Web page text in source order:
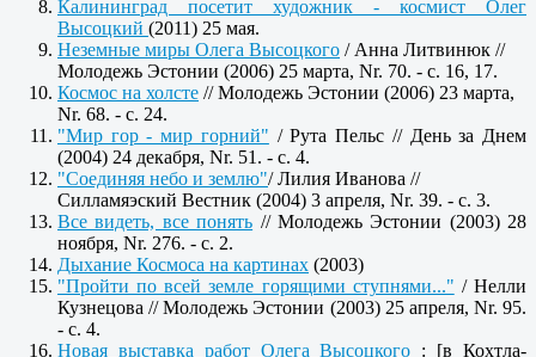
Калининград посетит художник - космист Олег
Высоцкий (2011) 25 мая.
Неземные миры Олега Высоцкого / Анна Литвинюк //
Молодежь Эстонии (2006) 25 марта, Nr. 70. - c. 16, 17.
Космос на холсте // Молодежь Эстонии (2006) 23 марта,
Nr. 68. - c. 24.
"Мир гор - мир горний" / Рута Пельс // День за Днем
(2004) 24 декабря, Nr. 51. - c. 4.
"Соединяя небо и землю"/ Лилия Иванова //
Силламяэский Вестник (2004) 3 апреля, Nr. 39. - с. 3.
Все видеть, все понять // Молодежь Эстонии (2003) 28
ноября, Nr. 276. - c. 2.
Дыхание Космоса на картинах (2003)
"Пройти по всей земле горящими ступнями..." / Нелли
Кузнецова // Молодежь Эстонии (2003) 25 апреля, Nr. 95.
- c. 4.
Новая выставка работ Олега Высоцкого : [в Кохтла-